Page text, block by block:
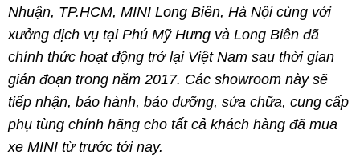
Nhuận, TP.HCM, MINI Long Biên, Hà Nội cùng với
xưởng dịch vụ tại Phú Mỹ Hưng và Long Biên đã
chính thức hoạt động trở lại Việt Nam sau thời gian
gián đoạn trong năm 2017. Các showroom này sẽ
tiếp nhận, bảo hành, bảo dưỡng, sửa chữa, cung cấp
phụ tùng chính hãng cho tất cả khách hàng đã mua
xe MINI từ trước tới nay.